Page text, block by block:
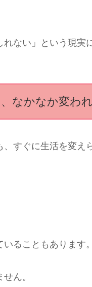
ない」という現実
なかなか変わ
すぐに生活を変え
ることもあります。
ん。